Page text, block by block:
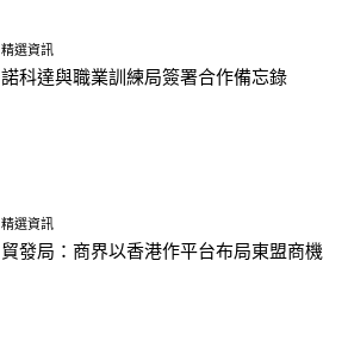
精選資訊
諾科達與職業訓練局簽署合作備忘錄
精選資訊
貿發局：商界以香港作平台布局東盟商機